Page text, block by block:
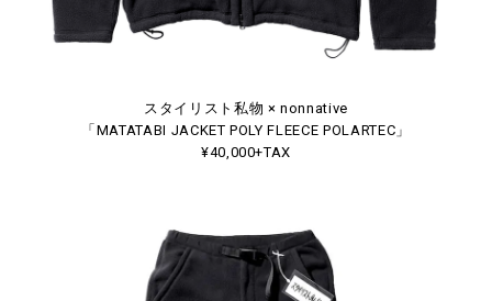
スタイリスト私物 × nonnative
「MATATABI JACKET POLY FLEECE POLARTEC」
¥40,000+TAX